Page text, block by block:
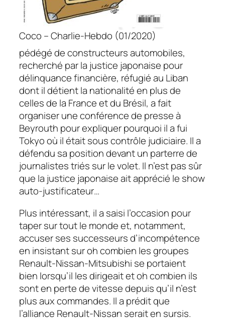
Coco – Charlie-Hebdo (01/2020)
pédégé de constructeurs automobiles,
recherché par la justice japonaise pour
délinquance financière, réfugié au Liban
dont il détient la nationalité en plus de
celles de la France et du Brésil, a fait
organiser une conférence de presse à
Beyrouth pour expliquer pourquoi il a fui
Tokyo où il était sous contrôle judiciaire. Il a
défendu sa position devant un parterre de
journalistes triés sur le volet. Il n’est pas sûr
que la justice japonaise ait apprécié le show
auto-justificateur…
Plus intéressant, il a saisi l’occasion pour
taper sur tout le monde et, notamment,
accuser ses successeurs d’incompétence
en insistant sur oh combien les groupes
Renault-Nissan-Mitsubishi se portaient
bien lorsqu’il les dirigeait et oh combien ils
sont en perte de vitesse depuis qu’il n’est
plus aux commandes. Il a prédit que
l’alliance Renault-Nissan serait en sursis.